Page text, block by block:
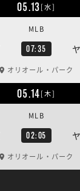
05.13[水]
07:35
MLB
オリオール・パーク
05.14[木]
02:05
MLB
オリオール・パーク